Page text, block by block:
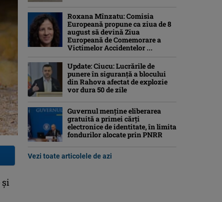
şi
Roxana Mînzatu: Comisia
Europeană propune ca ziua de 8
august să devină Ziua
Europeană de Comemorare a
Victimelor Accidentelor ...
Update: Ciucu: Lucrările de
punere în siguranță a blocului
din Rahova afectat de explozie
vor dura 50 de zile
Guvernul menține eliberarea
gratuită a primei cărţi
electronice de identitate, în limita
fondurilor alocate prin PNRR
Vezi toate articolele de azi